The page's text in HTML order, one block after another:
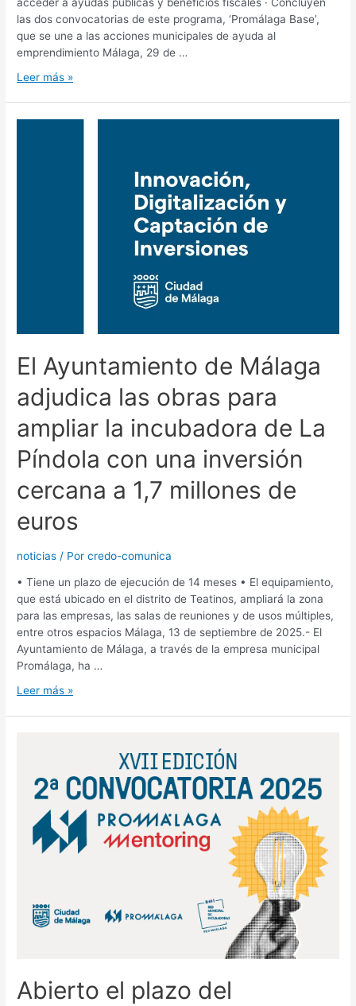
las dos convocatorias de este programa, ‘Promálaga Base’,
que se une a las acciones municipales de ayuda al
emprendimiento Málaga, 29 de …
Leer más »
El Ayuntamiento de Málaga
adjudica las obras para
ampliar la incubadora de La
Píndola con una inversión
cercana a 1,7 millones de
euros
noticias / Porcredo-comunica
• Tiene un plazo de ejecución de 14 meses • El equipamiento,
que está ubicado en el distrito de Teatinos, ampliará la zona
para las empresas, las salas de reuniones y de usos múltiples,
entre otros espacios Málaga, 13 de septiembre de 2025.- El
Ayuntamiento de Málaga, a través de la empresa municipal
Promálaga, ha …
Leer más »
Abierto el plazo del